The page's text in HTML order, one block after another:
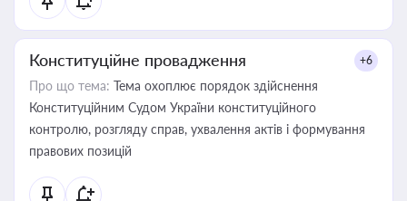
Конституційне провадження +6
Про що тема: Тема охоплює порядок здійснення
Конституційним Судом України конституційного
контролю, розгляду справ, ухвалення актів і формування
правових позицій